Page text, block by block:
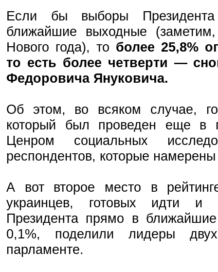
Если бы выборы
ближайшие выходные
Нового года), то более 25,8%
то есть более четверти —
Федоровича Януковича.
Об этом, во всяком случае,
который был проведен еще в
Ценром социальных
респондентов, которые
А вот второе место в
украинцев, готовых идти и
Президента прямо в
0,1%, поделили лидеры
парламенте.